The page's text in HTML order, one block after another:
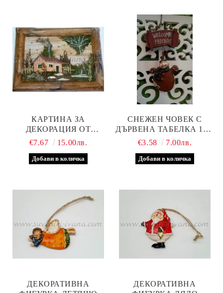
КАРТИНА ЗА
ДЕКОРАЦИЯ ОТ
ПРИРОДНИ МАТЕРИАЛИ
€7.67 15.00лв.
СНЕЖЕН ЧОВЕК С
ДЪРВЕНА ТАБЕЛКА 10,0
Х 20,0 СМ.
€3.58 7.00лв.
ДЕКОРАТИВНА
ДЕКОРАТИВНА